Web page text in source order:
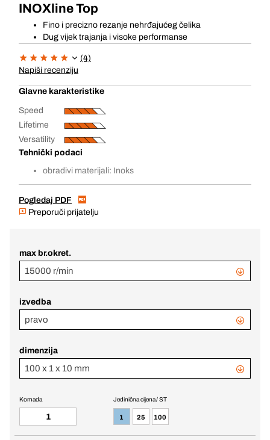
INOXline Top
Fino i precizno rezanje nehrđajućeg čelika
Dug vijek trajanja i visoke performanse
(4)
Napiši recenziju
Glavne karakteristike
Speed
Lifetime
Versatility
Tehnički podaci
obradivi materijali: Inoks
Pogledaj PDF
Preporuči prijatelju
max br.okret.
15000 r/min
izvedba
pravo
dimenzija
100 x 1 x 10 mm
Jedinična cijena / ST
1 25 100
Komada